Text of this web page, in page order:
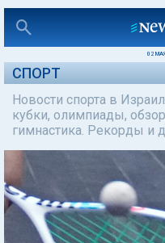
02
СПОРТ
Новости спорта в
кубки, олимпиады,
гимнастика. Рекорды и